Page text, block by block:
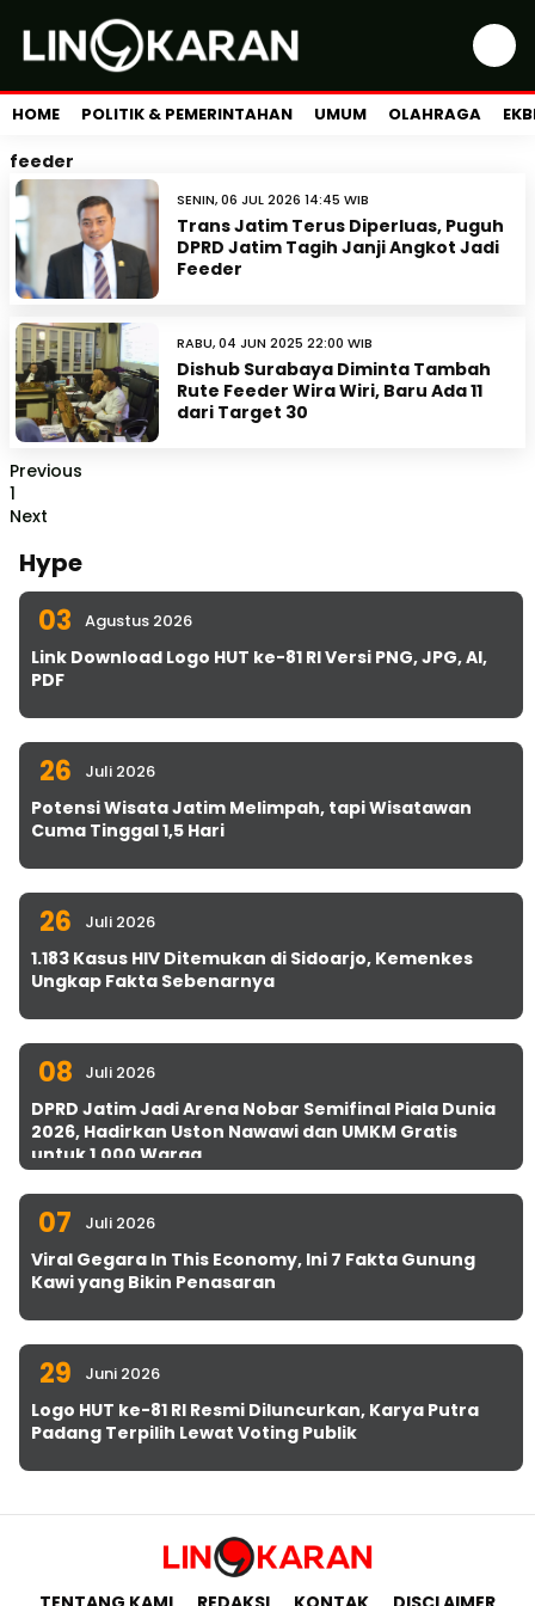
HOME POLITIK & PEMERINTAHAN UMUM OLAHRAGA
feeder
SENIN, 06 JUL 2026 14:45 WIB
Trans Jatim Terus Diperluas, Puguh
DPRD Jatim Tagih Janji Angkot Jadi
Feeder
RABU, 04 JUN 2025 22:00 WIB
Dishub Surabaya Diminta Tambah
Rute Feeder Wira Wiri, Baru Ada 11
dari Target 30
Previous
1
Next
Hype
03 Agustus 2026
Link Download Logo HUT ke-81 RI Versi PNG, JPG, AI,
PDF
26 Juli 2026
Potensi Wisata Jatim Melimpah, tapi Wisatawan
Cuma Tinggal 1,5 Hari
26 Juli 2026
1.183 Kasus HIV Ditemukan di Sidoarjo, Kemenkes
Ungkap Fakta Sebenarnya
08 Juli 2026
DPRD Jatim Jadi Arena Nobar Semifinal Piala Dunia
2026, Hadirkan Uston Nawawi dan UMKM Gratis
untuk 1.000 Warga
07 Juli 2026
Viral Gegara In This Economy, Ini 7 Fakta Gunung
Kawi yang Bikin Penasaran
29 Juni 2026
Logo HUT ke-81 RI Resmi Diluncurkan, Karya Putra
Padang Terpilih Lewat Voting Publik